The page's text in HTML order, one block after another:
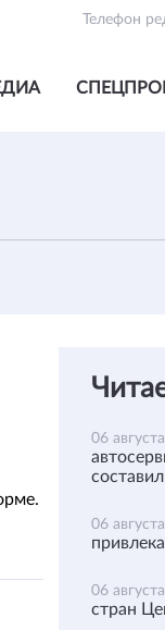
Телефон
06
06
06
стран